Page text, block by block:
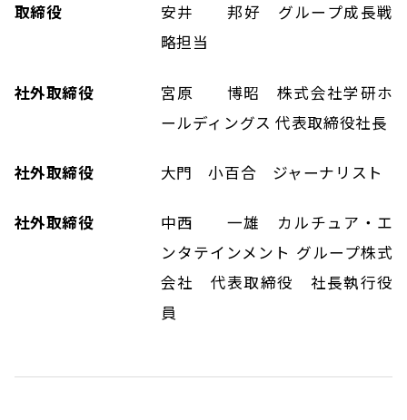
取締役
安井 邦好 グループ成長戦
略担当
社外取締役
宮原 博昭 株式会社学研ホ
ールディングス 代表取締役社長
社外取締役 大門 小百合 ジャーナリスト
社外取締役
中西 一雄 カルチュア・エ
ンタテインメント グループ株式
会社 代表取締役 社長執行役
員